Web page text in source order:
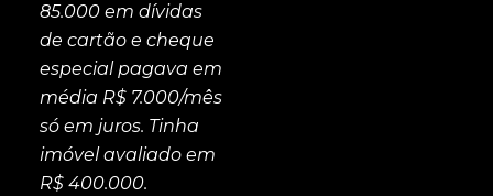
85.000 em dívidas
de cartão e cheque
especial pagava em
média R$ 7.000/mês
só em juros. Tinha
imóvel avaliado em
R$ 400.000.